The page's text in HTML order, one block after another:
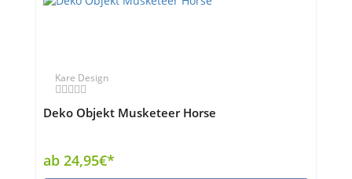
Kare Design
Deko Objekt Musketeer Horse
ab 24,95€*